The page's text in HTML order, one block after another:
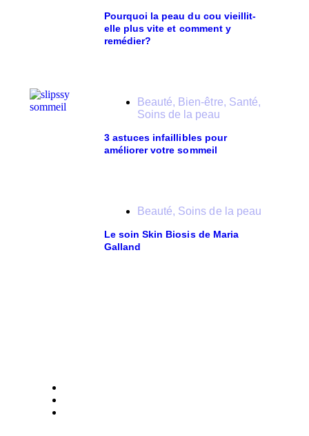
Pourquoi la peau du cou vieillit-
elle plus vite et comment y
remédier?
Beauté, Bien-être, Santé,
Soins de la peau
3 astuces infaillibles pour
améliorer votre sommeil
Beauté, Soins de la peau
Le soin Skin Biosis de Maria
Galland